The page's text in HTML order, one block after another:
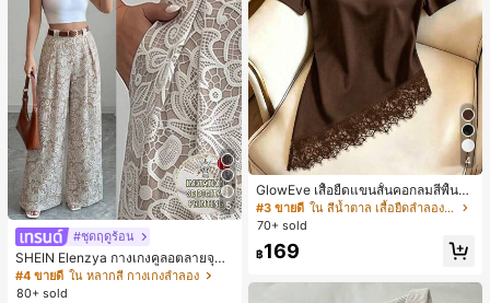
5
#ชุดฤดูร้อน
SHEIN Elenzya กางเกงคูลอตลายจุดเ
อวสูงแบบใหม่สำหรับฤดูใบไม้ผลิ/ฤดูร้อ
น, สไตล์หรูหราเหมาะสำหรับใส่ในชีวิต
#4 ขายดี ใน หลากสี กางเกงลำลอง
80+ sold
4
GlowEve เสื้อยืดแขนสั้นคอกลมสีพื้นลำ
ลองอเนกประสงค์สำหรับผู้หญิง
#3 ขายดี
ใน สีน้ำตาล เสื้อยืดลำลองพื้นฐาน
70+ sold
฿169